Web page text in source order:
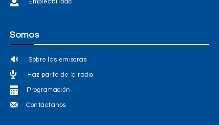
Empleabilidad
Somos
Sobre las emisoras
Haz parte de la radio
Programación
Contáctanos